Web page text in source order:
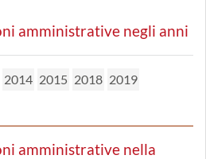
amministrative negli anni
2014 2015 2018 2019
amministrative nella